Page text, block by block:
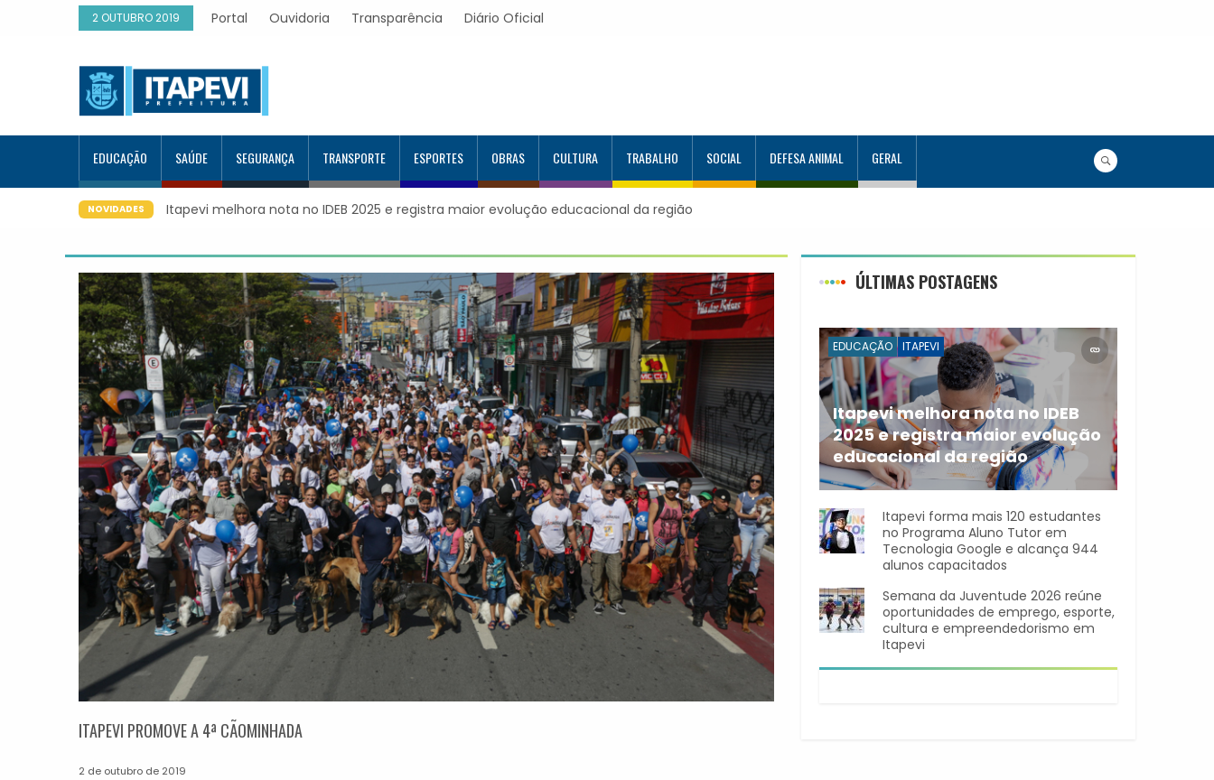
2 OUTUBRO 2019 Portal Ouvidoria Transparência Diário Oficial
EDUCAÇÃO SAÚDE SEGURANÇA TRANSPORTE ESPORTES OBRAS CULTURA TRABALHO SOCIAL DEFESA ANIMAL GERAL
NOVIDADES
educacional da regiãoItapevi forma mais 120 estudantes no Programa Aluno Tutor em Tecnologia
ITAPEVI PROMOVE A 4ª CÃOMINHADA
2 de outubro de 2019
ÚLTIMAS POSTAGENS
EDUCAÇÃO ITAPEVI
Itapevi melhora nota no IDEB
2025 e registra maior evolução
educacional da região
A rede municipal de ensino
Itapevi forma mais 120 estudantes
no Programa Aluno Tutor em
Tecnologia Google e alcança 944
alunos capacitados
Semana da Juventude 2026 reúne
oportunidades de emprego, esporte,
cultura e empreendedorismo em
Itapevi